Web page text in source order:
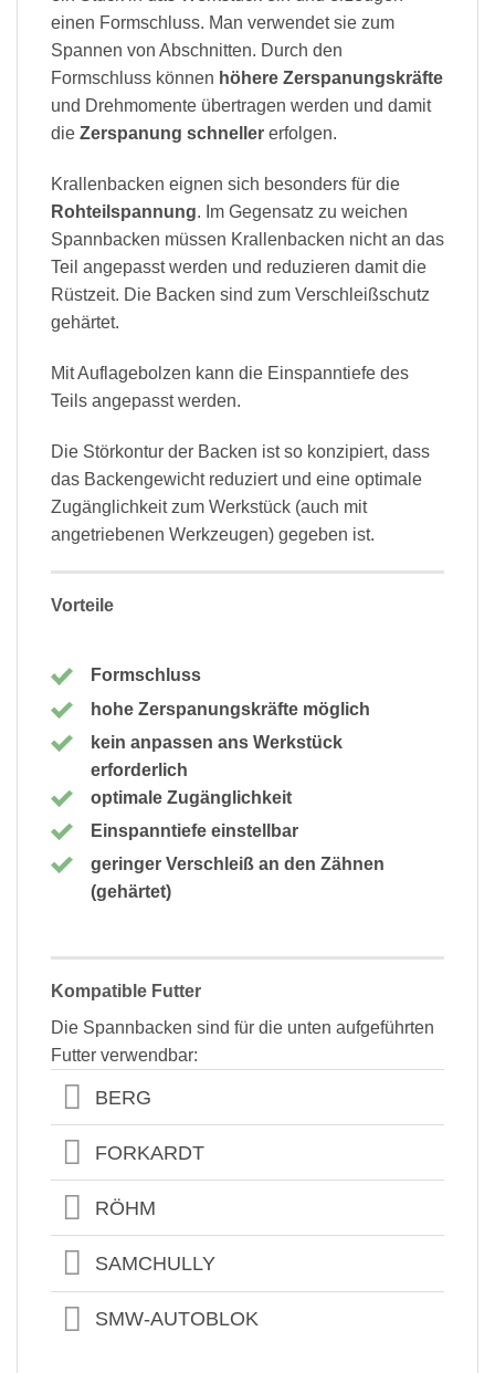
einen Formschluss. Man verwendet sie zum
Spannen von Abschnitten. Durch den
Formschluss können höhere Zerspanungskräfte
und Drehmomente übertragen werden und damit
die Zerspanung schneller erfolgen.
Krallenbacken eignen sich besonders für die
Rohteilspannung. Im Gegensatz zu weichen
Spannbacken müssen Krallenbacken nicht an das
Teil angepasst werden und reduzieren damit die
Rüstzeit. Die Backen sind zum Verschleißschutz
gehärtet.
Mit Auflagebolzen kann die Einspanntiefe des
Teils angepasst werden.
Die Störkontur der Backen ist so konzipiert, dass
das Backengewicht reduziert und eine optimale
Zugänglichkeit zum Werkstück (auch mit
angetriebenen Werkzeugen) gegeben ist.
Vorteile
Formschluss
hohe Zerspanungskräfte möglich
kein anpassen ans Werkstück
erforderlich
optimale Zugänglichkeit
Einspanntiefe einstellbar
geringer Verschleiß an den Zähnen
(gehärtet)
Kompatible Futter
Die Spannbacken sind für die unten aufgeführten
Futter verwendbar:
BERG
FORKARDT
RÖHM
SAMCHULLY
SMW-AUTOBLOK